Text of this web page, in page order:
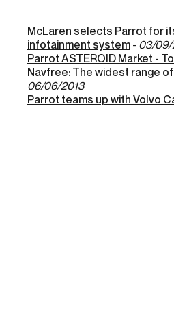
McLaren selects Parrot for
infotainment system- 03/09/
Parrot ASTEROID Market -
Navfree: The widest range
06/06/2013
Parrot teams up with Volvo